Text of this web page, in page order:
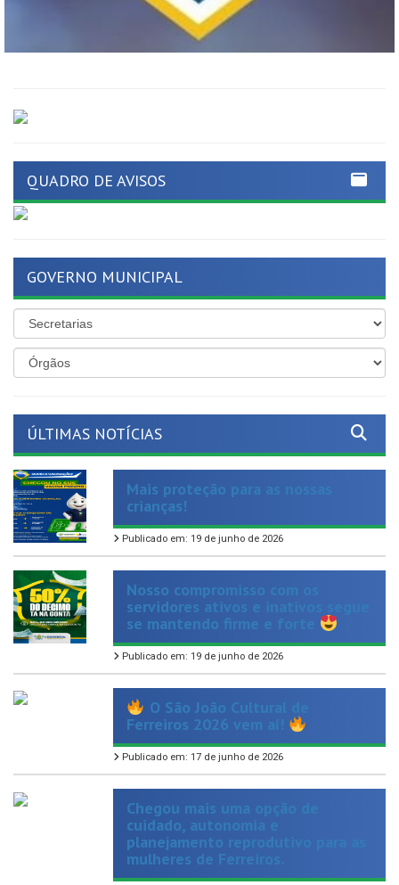
QUADRO DE AVISOS
GOVERNO MUNICIPAL
ÚLTIMAS NOTÍCIAS
Mais proteção para as nossas
crianças!
Publicado em: 19 de junho de 2026
Nosso compromisso com os
servidores ativos e inativos segue
se mantendo firme e forte
Publicado em: 19 de junho de 2026
O São João Cultural de
Ferreiros 2026 vem aí!
Publicado em: 17 de junho de 2026
Chegou mais uma opção de
cuidado, autonomia e
planejamento reprodutivo para as
mulheres de Ferreiros.